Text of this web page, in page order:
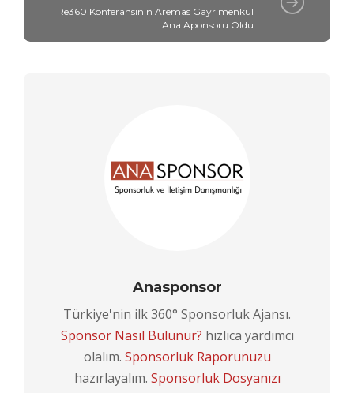
Re360 Konferansının Aremas Gayrimenkul
Ana Aponsoru Oldu
Anasponsor
Türkiye'nin ilk 360° Sponsorluk Ajansı.
Sponsor Nasıl Bulunur? hızlıca yardımcı
olalım. Sponsorluk Raporunuzu
hazırlayalım. Sponsorluk Dosyanızı